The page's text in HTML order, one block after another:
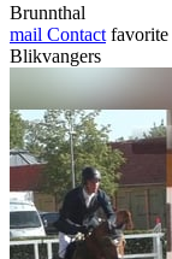
Brunnthal
mail Contact favorite
Blikvangers